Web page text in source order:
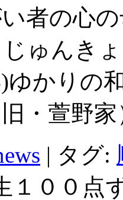
者の心
じゅんき
ゆかりの
旧・萱野
| タグ:
１００点